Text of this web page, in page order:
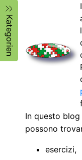
Kategorien
In questo
possono
esercizi,